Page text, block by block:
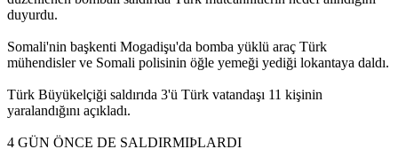
duyurdu.
Somali'nin başkenti Mogadişu'da bomba yüklü araç Türk
mühendisler ve Somali polisinin öğle yemeği yediği lokantaya daldı.
Türk Büyükelçiği saldırıda 3'ü Türk vatandaşı 11 kişinin
yaralandığını açıkladı.
4 GÜN ÖNCE DE SALDIRMIÞLARDI